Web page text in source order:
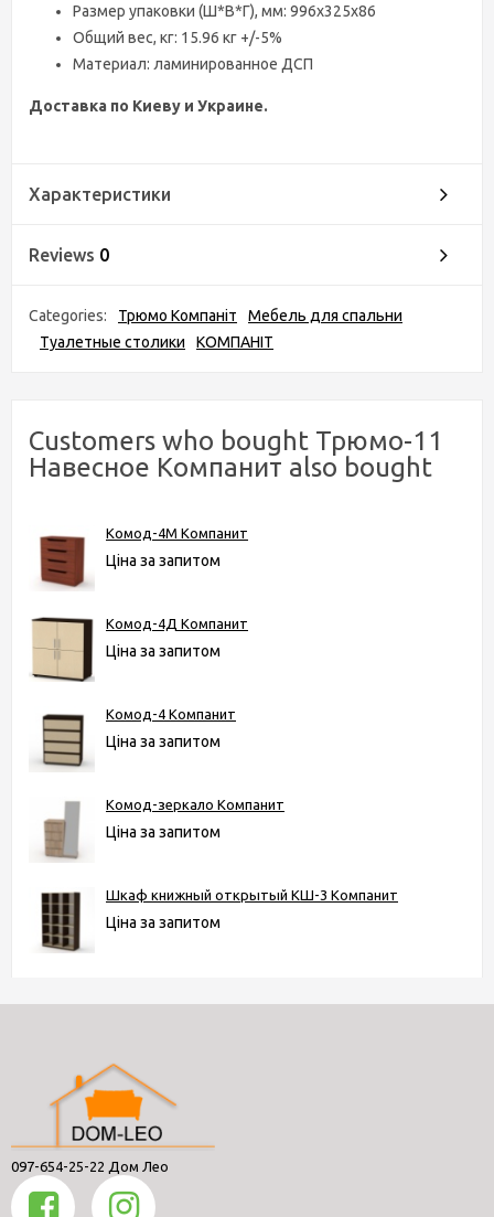
Размер упаковки (Ш*В*Г), мм: 996х325х86
Общий вес, кг: 15.96 кг +/-5%
Материал: ламинированное ДСП
Доставка по Киеву и Украине.
Характеристики
Reviews 0
Categories: Трюмо Компаніт
Мебель для спальни
Туалетные столики
КОМПАНІТ
Customers who bought Трюмо-11
Навесное Компанит also bought
Комод-4М Компанит
Ціна за запитом
Комод-4Д Компанит
Ціна за запитом
Комод-4 Компанит
Ціна за запитом
Комод-зеркало Компанит
Ціна за запитом
Шкаф книжный открытый КШ-3 Компанит
Ціна за запитом
097-654-25-22 Дом Лео